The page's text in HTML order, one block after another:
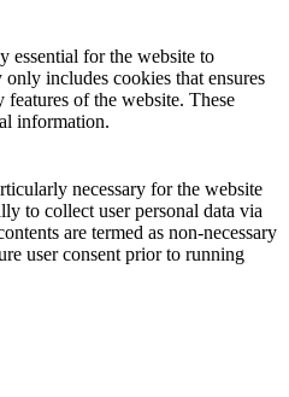
essential for the website to
includes cookies that ensures
of the website. These
information.
necessary for the website
to collect user personal data via
are termed as non-necessary
user consent prior to running